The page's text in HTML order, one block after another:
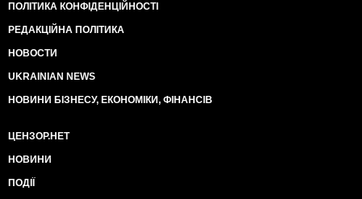
ПОЛІТИКА КОНФІДЕНЦІЙНОСТІ
РЕДАКЦІЙНА ПОЛІТИКА
НОВОСТИ
UKRAINIAN NEWS
НОВИНИ БІЗНЕСУ, ЕКОНОМІКИ, ФІНАНСІВ
ЦЕНЗОР.НЕТ
НОВИНИ
ПОДІЇ